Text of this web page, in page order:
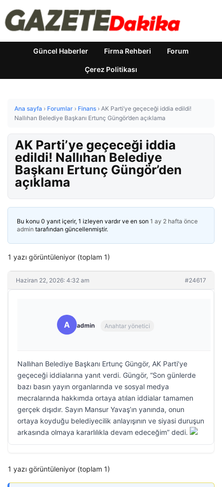
Güncel Haberler Firma Rehberi Forum
Çerez Politikası
Ana sayfa › Forumlar › Finans › AK Parti’ye geçeceği iddia edildi!
Nallıhan Belediye Başkanı Ertunç Güngör’den açıklama
AK Parti’ye geçeceği iddia
edildi! Nallıhan Belediye
Başkanı Ertunç Güngör’den
açıklama
Bu konu 0 yanıt içerir, 1 izleyen vardır ve en son 1 ay 2 hafta önce
admin tarafından güncellenmiştir.
1 yazı görüntüleniyor (toplam 1)
Haziran 22, 2026: 4:32 am #24617
A admin Anahtar yönetici
Nallıhan Belediye Başkanı Ertunç Güngör, AK Parti’ye
geçeceği iddialarına yanıt verdi. Güngör, “Son günlerde
bazı basın yayın organlarında ve sosyal medya
mecralarında hakkımda ortaya atılan iddialar tamamen
gerçek dışıdır. Sayın Mansur Yavaş’ın yanında, onun
ortaya koyduğu belediyecilik anlayışının ve siyasi duruşun
arkasında olmaya kararlılıkla devam edeceğim” dedi.
1 yazı görüntüleniyor (toplam 1)